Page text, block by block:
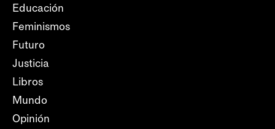
Educación
Feminismos
Futuro
Justicia
Libros
Mundo
Opinión